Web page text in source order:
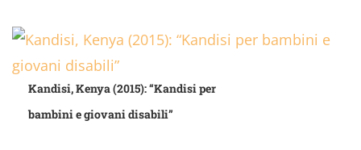
Kandisi, Kenya (2015): “Kandisi per
bambini e giovani disabili”